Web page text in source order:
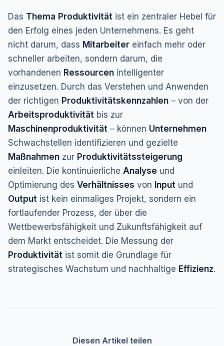
Das Thema Produktivität ist ein zentraler Hebel für
den Erfolg eines jeden Unternehmens. Es geht
nicht darum, dass Mitarbeiter einfach mehr oder
schneller arbeiten, sondern darum, die
vorhandenen Ressourcen intelligenter
einzusetzen. Durch das Verstehen und Anwenden
der richtigen Produktivitätskennzahlen – von der
Arbeitsproduktivität bis zur
Maschinenproduktivität – können Unternehmen
Schwachstellen identifizieren und gezielte
Maßnahmen zur Produktivitätssteigerung
einleiten. Die kontinuierliche Analyse und
Optimierung des Verhältnisses von Input und
Output ist kein einmaliges Projekt, sondern ein
fortlaufender Prozess, der über die
Wettbewerbsfähigkeit und Zukunftsfähigkeit auf
dem Markt entscheidet. Die Messung der
Produktivität ist somit die Grundlage für
strategisches Wachstum und nachhaltige Effizienz.
Diesen Artikel teilen